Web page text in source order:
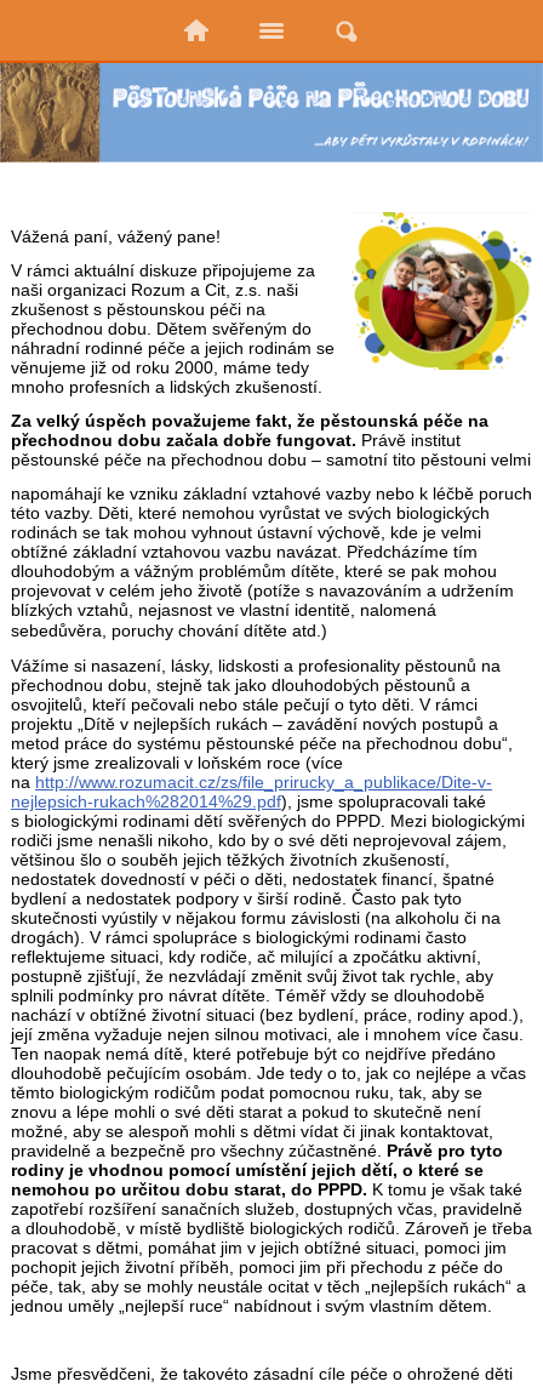
Vážená paní, vážený pane!
V rámci aktuální diskuze připojujeme za
naši organizaci Rozum a Cit, z.s. naši
zkušenost s pěstounskou péči na
přechodnou dobu. Dětem svěřeným do
náhradní rodinné péče a jejich rodinám se
věnujeme již od roku 2000, máme tedy
mnoho profesních a lidských zkušeností.
Za velký úspěch považujeme fakt, že pěstounská péče na
přechodnou dobu začala dobře fungovat. Právě institut
pěstounské péče na přechodnou dobu – samotní tito pěstouni velmi
napomáhají ke vzniku základní vztahové vazby nebo k léčbě poruch
této vazby. Děti, které nemohou vyrůstat ve svých biologických
rodinách se tak mohou vyhnout ústavní výchově, kde je velmi
obtížné základní vztahovou vazbu navázat. Předcházíme tím
dlouhodobým a vážným problémům dítěte, které se pak mohou
projevovat v celém jeho životě (potíže s navazováním a udržením
blízkých vztahů, nejasnost ve vlastní identitě, nalomená
sebedůvěra, poruchy chování dítěte atd.)
Vážíme si nasazení, lásky, lidskosti a profesionality pěstounů na
přechodnou dobu, stejně tak jako dlouhodobých pěstounů a
osvojitelů, kteří pečovali nebo stále pečují o tyto děti. V rámci
projektu „Dítě v nejlepších rukách – zavádění nových postupů a
metod práce do systému pěstounské péče na přechodnou dobu“,
který jsme zrealizovali v loňském roce (více
na http://www.rozumacit.cz/zs/file_prirucky_a_publikace/Dite-v-
nejlepsich-rukach%282014%29.pdf), jsme spolupracovali také
s biologickými rodinami dětí svěřených do PPPD. Mezi biologickými
rodiči jsme nenašli nikoho, kdo by o své děti neprojevoval zájem,
většinou šlo o souběh jejich těžkých životních zkušeností,
nedostatek dovedností v péči o děti, nedostatek financí, špatné
bydlení a nedostatek podpory v širší rodině. Často pak tyto
skutečnosti vyústily v nějakou formu závislosti (na alkoholu či na
drogách). V rámci spolupráce s biologickými rodinami často
reflektujeme situaci, kdy rodiče, ač milující a zpočátku aktivní,
postupně zjišťují, že nezvládají změnit svůj život tak rychle, aby
splnili podmínky pro návrat dítěte. Téměř vždy se dlouhodobě
nachází v obtížné životní situaci (bez bydlení, práce, rodiny apod.),
její změna vyžaduje nejen silnou motivaci, ale i mnohem více času.
Ten naopak nemá dítě, které potřebuje být co nejdříve předáno
dlouhodobě pečujícím osobám. Jde tedy o to, jak co nejlépe a včas
těmto biologickým rodičům podat pomocnou ruku, tak, aby se
znovu a lépe mohli o své děti starat a pokud to skutečně není
možné, aby se alespoň mohli s dětmi vídat či jinak kontaktovat,
pravidelně a bezpečně pro všechny zúčastněné. Právě pro tyto
rodiny je vhodnou pomocí umístění jejich dětí, o které se
nemohou po určitou dobu starat, do PPPD. K tomu je však také
zapotřebí rozšíření sanačních služeb, dostupných včas, pravidelně
a dlouhodobě, v místě bydliště biologických rodičů. Zároveň je třeba
pracovat s dětmi, pomáhat jim v jejich obtížné situaci, pomoci jim
pochopit jejich životní příběh, pomoci jim při přechodu z péče do
péče, tak, aby se mohly neustále ocitat v těch „nejlepších rukách“ a
jednou uměly „nejlepší ruce“ nabídnout i svým vlastním dětem.
Jsme přesvědčeni, že takovéto zásadní cíle péče o ohrožené děti